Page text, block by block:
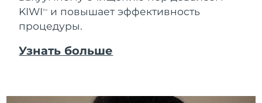
KIWITM
и повышает эффективность
процедуры.
Узнать больше